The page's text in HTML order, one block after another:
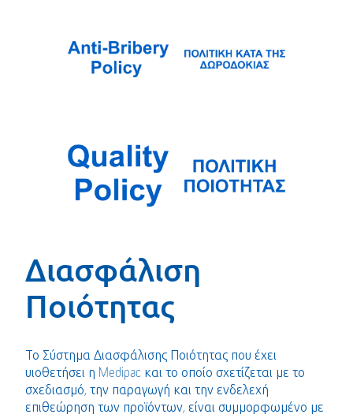
Διασφάλιση
Ποιότητας
Το Σύστημα Διασφάλισης Ποιότητας που έχει
υιοθετήσει η Medipac και το οποίο σχετίζεται με το
σχεδιασμό, την παραγωγή και την ενδελεχή
επιθεώρηση των προϊόντων, είναι συμμορφωμένο με